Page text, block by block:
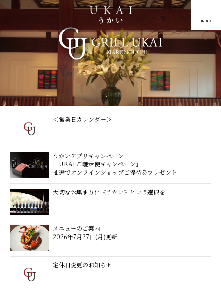
INDEX
＜営業日カレンダー＞
うかいアプリキャンペーン
「UKAI ご馳走便キャンペーン」
抽選でオンラインショップご優待券プレゼント
大切なお集まりに《うかい》という選択を
メニューのご案内
2026年7月27日(月)更新
定休日変更のお知らせ